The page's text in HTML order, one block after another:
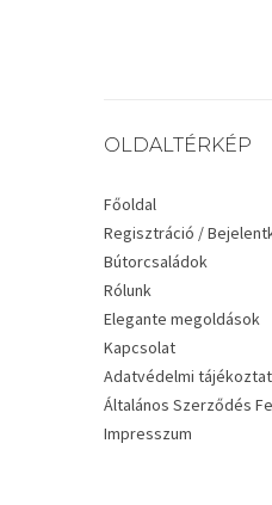
OLDALTÉRKÉP
Főoldal
Regisztráció /
Bútorcsaládok
Rólunk
Elegante megoldások
Kapcsolat
Adatvédelmi
Általános Szerződés
Impresszum